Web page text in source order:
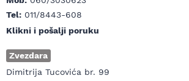
Tel: 011/8443-608
Klikni i pošalji poruku
Zvezdara
Dimitrija Tucovića br. 99